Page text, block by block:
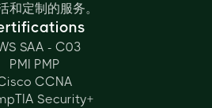
和定制的服务。
SAA - C03
PMI PMP
CCNA
Security+